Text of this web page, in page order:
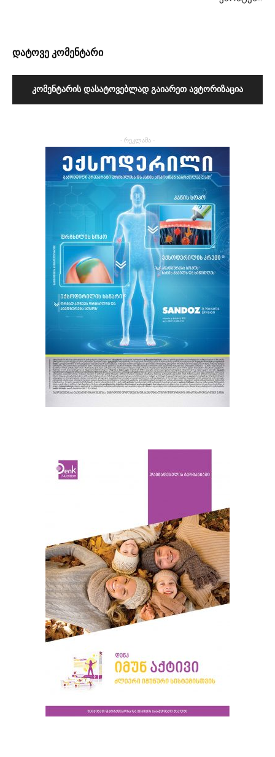
დატოვე კომენტარი
ᲙᲝᲛᲔᲜᲢᲐᲠᲘᲡ ᲓᲐᲡᲐᲢᲝᲕᲔᲑᲚᲐᲓ ᲒᲐᲘᲐᲠᲔᲗ ᲐᲕᲢᲝᲠᲘᲖᲐᲪᲘᲐ
- რეკლამა -